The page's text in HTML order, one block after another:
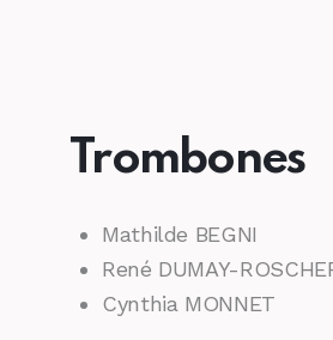
Trombones
Mathilde BEGNI
René DUMAY-
Cynthia MONNET